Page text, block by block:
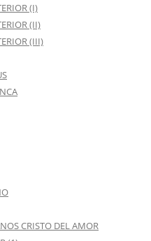
(I)
(II)
(III)
CRISTO DEL AMOR